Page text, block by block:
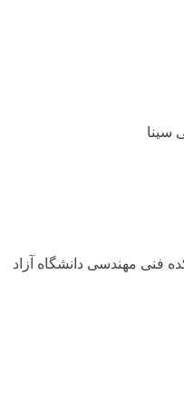
سینا
فنی مهندسی دانشگاه آزاد